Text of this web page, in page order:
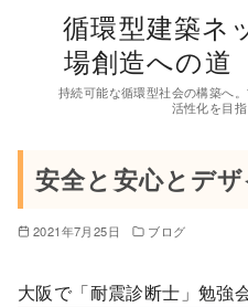
循環型建築ネ
場創造への道
持続可能な循環型社会の構築へ
活性化を目指
安全と安心とデ
2021年7月25日 ブログ
大阪で「耐震診断士」勉強